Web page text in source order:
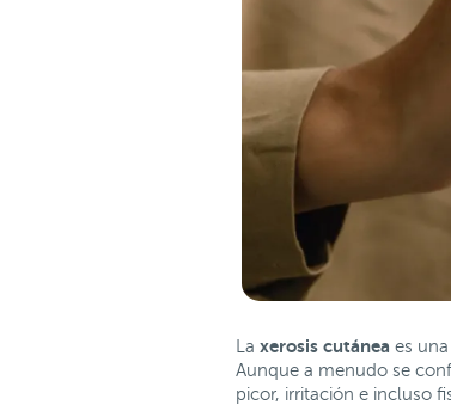
La xerosis cutánea es
Aunque a menudo se
picor, irritación e incluso